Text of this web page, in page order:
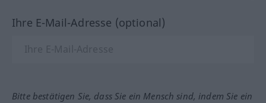
Ihre E-Mail-Adresse (optional)
Bitte bestätigen Sie, dass Sie ein Mensch sind, indem Sie ein